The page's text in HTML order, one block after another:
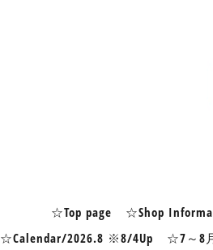
☆Top page ☆Shop
☆Calendar/2026.8 ※8/4Up
☆7～8